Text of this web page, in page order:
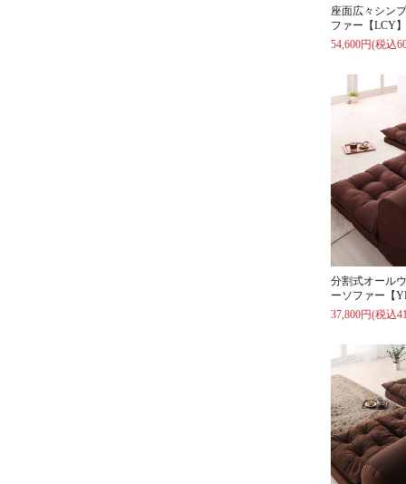
座面広々シン
ファー【LCY
54,600円(税込
分割式オール
ーソファー【
37,800円(税込